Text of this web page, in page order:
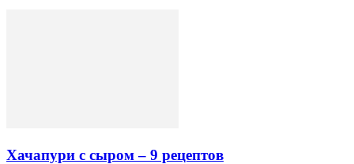
Хачапури с сыром – 9 рецептов